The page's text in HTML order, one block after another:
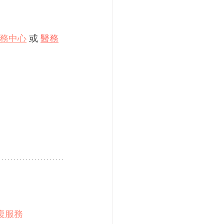
中心 或 醫務
服務